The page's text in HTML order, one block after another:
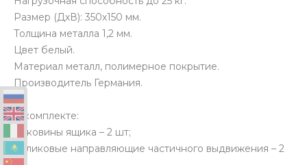
Размер (ДхВ): 350х150 мм.
Толщина металла 1,2 мм.
Цвет белый.
Материал металл, полимерное покрытие.
Производитель Германия.
В комплекте:
боковины ящика – 2 шт;
роликовые направляющие частичного выдвижения – 2